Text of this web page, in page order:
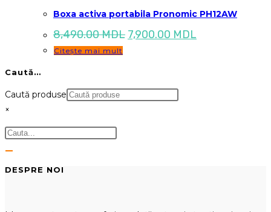
Boxa activa portabila Pronomic PH12AW
8,490.00MDL Prețul
inițial
7,900.00 MDL
curent
Citește mai mult
Caută…
Caută produse
×
DESPRE NOI